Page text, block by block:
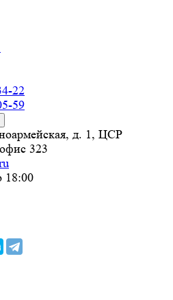
22
59
д. 1, ЦСР
323
18:00